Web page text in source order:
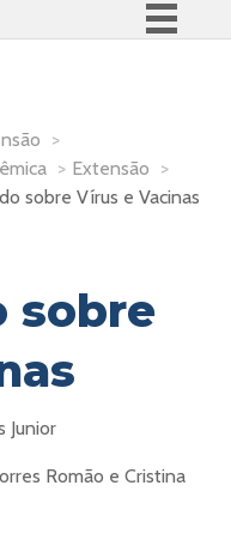
Participe
Acesso à informação
>
> Extensão >
sobre Vírus e Vacinas
sobre
Junior
Romão e Cristina